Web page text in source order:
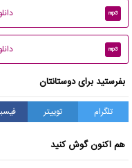
mp3
mp3
بفرستید برای دوستانتان
تلگرام توییتر
هم اکنون گوش کنید